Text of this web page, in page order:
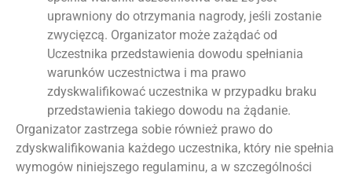
uprawniony do otrzymania nagrody, jeśli zostanie
zwycięzcą. Organizator może zażądać od
Uczestnika przedstawienia dowodu spełniania
warunków uczestnictwa i ma prawo
zdyskwalifikować uczestnika w przypadku braku
przedstawienia takiego dowodu na żądanie.
Organizator zastrzega sobie również prawo do
zdyskwalifikowania każdego uczestnika, który nie spełnia
wymogów niniejszego regulaminu, a w szczególności